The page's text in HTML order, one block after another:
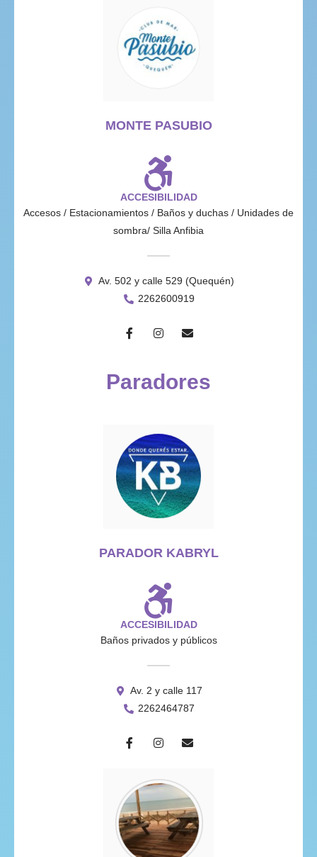
MONTE PASUBIO
ACCESIBILIDAD
Accesos / Estacionamientos / Baños y duchas / Unidades de
sombra/ Silla Anfibia
Av. 502 y calle 529 (Quequén)
2262600919
Paradores
PARADOR KABRYL
ACCESIBILIDAD
Baños privados y públicos
Av. 2 y calle 117
2262464787